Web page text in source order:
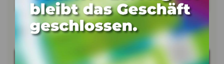
Bild
vergrössern